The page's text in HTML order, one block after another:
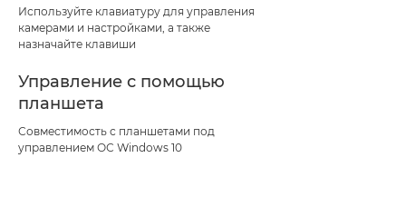
Используйте клавиатуру для управления
камерами и настройками, а также
назначайте клавиши
Управление с помощью
планшета
Совместимость с планшетами под
управлением ОС Windows 10